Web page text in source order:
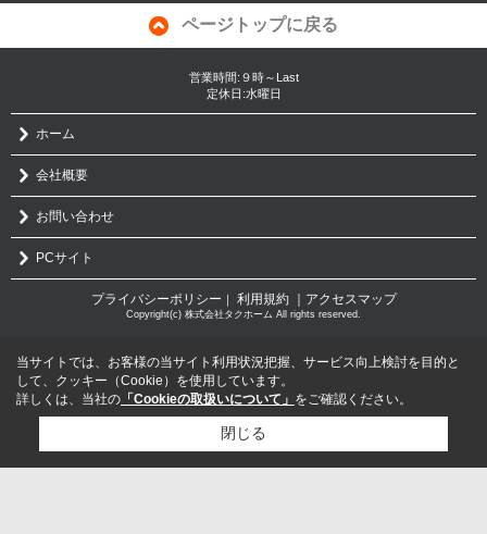
ページトップに戻る
営業時間:９時～Last
定休日:水曜日
ホーム
会社概要
お問い合わせ
PCサイト
プライバシーポリシー 利用規約 ｜アクセスマップ
Copyright(c) 株式会社タクホーム All rights reserved.
当サイトでは、お客様の当サイト利用状況把握、サービス向上検討を目的と
して、クッキー（Cookie）を使用しています。
詳しくは、当社の 「Cookieの取扱いについて」 をご確認ください。
閉じる